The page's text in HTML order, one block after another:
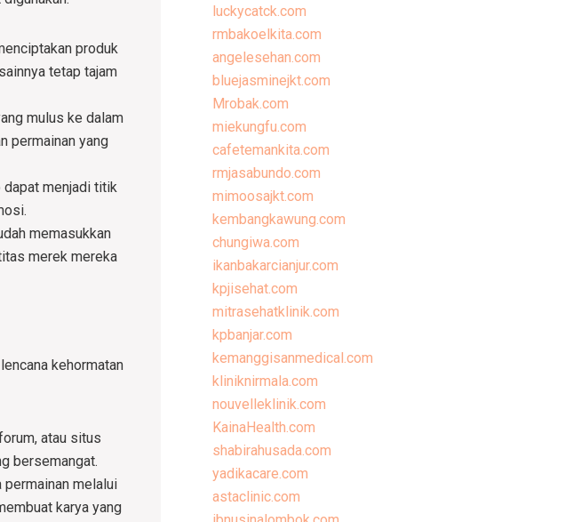
produk
tetap tajam
mulus ke dalam
permainan yang
dapat menjadi titik
memasukkan
merek mereka
kehormatan
atau situs
bersemangat.
permainan melalui
karya yang
luckycatck.com
rmbakoelkita.com
angelesehan.com
bluejasminejkt.com
Mrobak.com
miekungfu.com
cafetemankita.com
rmjasabundo.com
mimoosajkt.com
kembangkawung.com
chungiwa.com
ikanbakarcianjur.com
kpjisehat.com
mitrasehatklinik.com
kpbanjar.com
kemanggisanmedical.com
kliniknirmala.com
nouvelleklinik.com
KainaHealth.com
shabirahusada.com
yadikacare.com
astaclinic.com